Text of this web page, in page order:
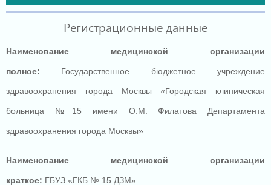
Регистрационные данные
Наименование медицинской организации
полное: Государственное бюджетное учреждение
здравоохранения города Москвы «Городская клиническая
больница №15 имени О.М. Филатова Департамента
здравоохранения города Москвы»
Наименование медицинской организации
краткое: ГБУЗ «ГКБ № 15 ДЗМ»